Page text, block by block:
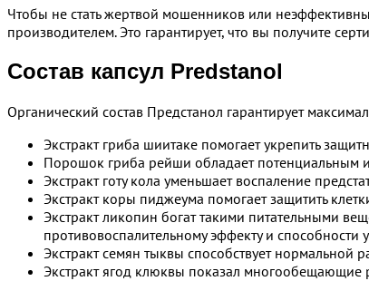
Чтобы не стать жертвой мошенников или
производителем. Это гарантирует, что вы получите
Состав капсул Predstanol
Органический состав Предстанол гарантирует
Экстракт гриба шиитаке помогает укрепить
Порошок гриба рейши обладает потенциальным
Экстракт готу кола уменьшает воспаление
Экстракт коры пиджеума помогает защитить
Экстракт ликопин богат такими питательными
противовоспалительному эффекту и
Экстракт семян тыквы способствует
Экстракт ягод клюквы показал многообещающие